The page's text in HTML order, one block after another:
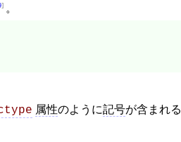
。
属性のように記号が含まれる